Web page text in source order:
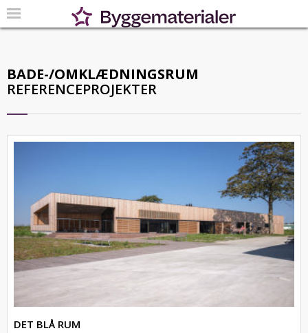
BADE-/OMKLÆDNINGSRUM
REFERENCEPROJEKTER
DET BLÅ RUM